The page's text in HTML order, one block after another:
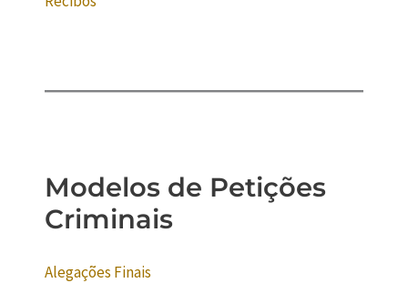
Modelos de Petições
Criminais
Alegações Finais